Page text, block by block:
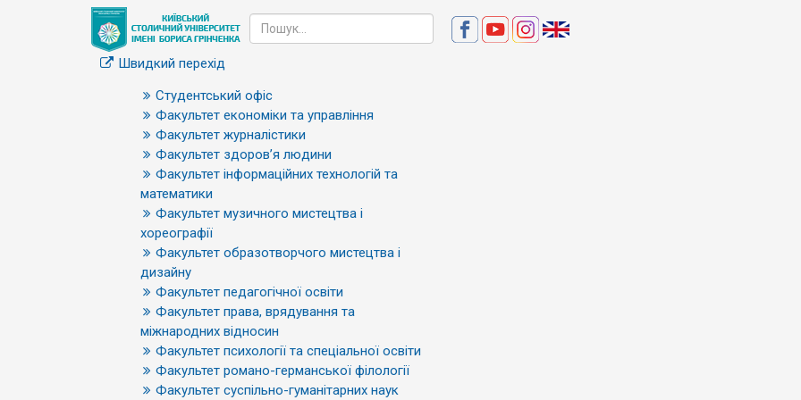
Швидкий перехід
Студентський офіс
Факультет економіки та управління
Факультет журналістики
Факультет здоров’я людини
Факультет інформаційних технологій та
математики
Факультет музичного мистецтва і
хореографії
Факультет образотворчого мистецтва і
дизайну
Факультет педагогічної освіти
Факультет права, врядування та
міжнародних відносин
Факультет психології та спеціальної освіти
Факультет романо-германської філології
Факультет суспільно-гуманітарних наук